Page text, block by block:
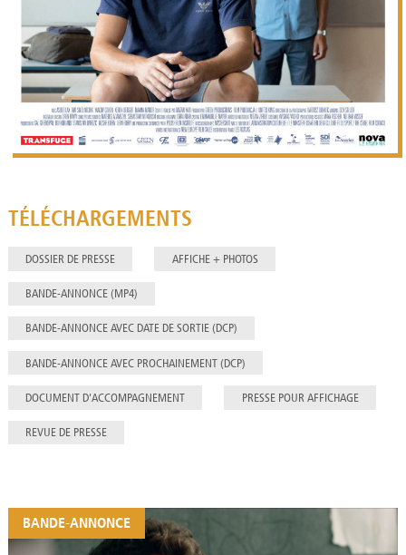
TÉLÉCHARGEMENTS
DOSSIER DE PRESSE AFFICHE + PHOTOS
BANDE-ANNONCE (MP4)
BANDE-ANNONCE AVEC DATE DE SORTIE (DCP)
BANDE-ANNONCE AVEC PROCHAINEMENT (DCP)
DOCUMENT D'ACCOMPAGNEMENT PRESSE POUR AFFICHAGE
REVUE DE PRESSE
BANDE-ANNONCE